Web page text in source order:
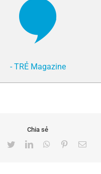
- TRẺ Magazine
Chia sẻ
Facebook
TwitterLinkedInWhatsApp
PinterestEmail